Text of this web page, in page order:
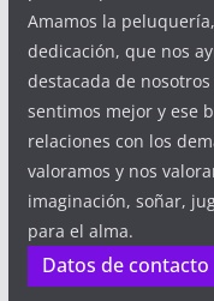
Amamos la
dedicación, que nos
destacada de
sentimos mejor y ese
relaciones con los
valoramos y nos
imaginación, soñar,
para el alma.
Datos de contacto